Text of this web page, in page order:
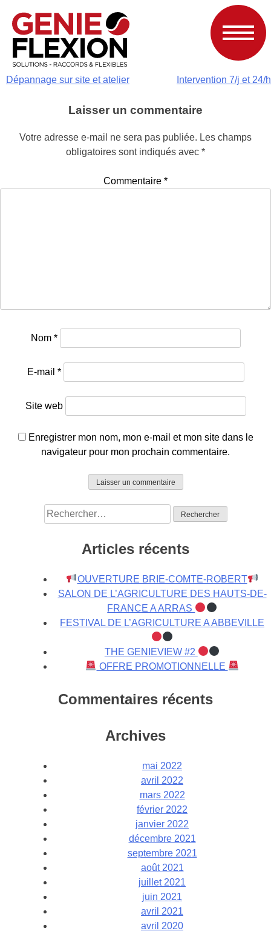
Navigation
Dépannage sur site et atelier Intervention 7/j et 24/h
Laisser un commentaire
Votre adresse e-mail ne sera pas publiée. Les champs
obligatoires sont indiqués avec *
Commentaire *
Nom *
E-mail *
Site web
Enregistrer mon nom, mon e-mail et mon site dans le
navigateur pour mon prochain commentaire.
Rechercher :
Articles récents
OUVERTURE BRIE-COMTE-ROBERT
SALON DE L’AGRICULTURE DES HAUTS-DE-
FRANCE A ARRAS
FESTIVAL DE L’AGRICULTURE A ABBEVILLE
THE GENIEVIEW #2
OFFRE PROMOTIONNELLE
Commentaires récents
Archives
mai 2022
avril 2022
mars 2022
février 2022
janvier 2022
décembre 2021
septembre 2021
août 2021
juillet 2021
juin 2021
avril 2021
avril 2020